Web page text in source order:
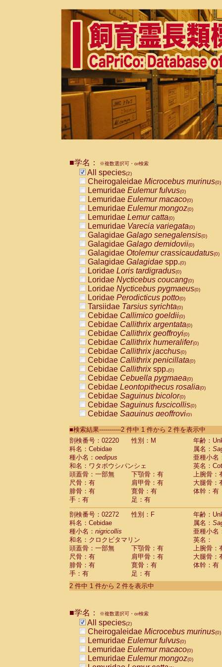
■学名： ※複数選択可・or検索
All species(2)
Cheirogaleidae Microcebus murinus(0)
Lemuridae Eulemur fulvus(0)
Lemuridae Eulemur macaco(0)
Lemuridae Eulemur mongoz(0)
Lemuridae Lemur catta(0)
Lemuridae Varecia variegata(0)
Galagidae Galago senegalensis(0)
Galagidae Galago demidovii(0)
Galagidae Otolemur crassicaudatus(0)
Galagidae Galagidae spp.(0)
Loridae Loris tardigradus(0)
Loridae Nycticebus coucang(0)
Loridae Nycticebus pygmaeus(0)
Loridae Perodicticus potto(0)
Tarsiidae Tarsius syrichta(0)
Cebidae Callimico goeldii(0)
Cebidae Callithrix argentata(0)
Cebidae Callithrix geoffroyi(0)
Cebidae Callithrix humeralifer(0)
Cebidae Callithrix jacchus(0)
Cebidae Callithrix penicillata(0)
Cebidae Callithrixspp.(0)
Cebidae Cebuella pygmaea(0)
Cebidae Leontopithecus rosalia(0)
Cebidae Saguinus bicolor(0)
Cebidae Saguinus fuscicollis(0)
Cebidae Saguinus geoffroyi(0)
CebidaeSaguinus labiatus(0)
Cebidae Saguinus leucopus (0)
Cebidae
Cebidae
CebidaeSaguinus nigricollis (1)
Cebidae Saguinus oedipus
Cebidae Saguinus weddelli
Cebidae Saguinusspp.
Cebidae Aotus trivirgatus
Cebidae Cebus albifrons
Cebidae
CebidaeCebus capucinus
CebidaeCebus nigrivittatus
Cebidae Cebusspp.(0)
Cebidae Saimiri boliviensis
Cebidae Saimiri sciureus
Atelidae Alouatta caraya
AtelidaeAlouatta fusca
AtelidaeAlouatta seniculus
AtelidaeAteles belzebuth
AtelidaeAteles geoffroyi
AtelidaeAteles paniscus(0)
AtelidaeAtelesspp. (0)
AtelidaeLagothrix lagothricha
AtelidaeLagothrix lagothricha cana
PitheciidaeCacajao calvus
■検索結果-----------2 件中 1 件から 2 件を表示中
剖検番号：02220
性別：M
年齢：
科名：Cebidae
属名：
種小名： oedipus
亜種小名
和名：ワタボウシパンシェ
英名：
頭蓋骨：一部無
下顎骨：有
上腕骨：
尺骨：有
肩甲骨：有
大腿骨：
腓骨：有
寛骨：有
体幹：有
手：有
足：有
剖検番号：02272
性別：F
年齢：
科名：Cebidae
属名：
種小名： nigricollis
亜種小名
和名：クロクビタマリン
英名：
頭蓋骨：一部無
下顎骨：有
上腕骨：
尺骨：有
肩甲骨：有
大腿骨：
腓骨：有
寛骨：有
体幹：有
手：有
足：有
2 件中 1 件から 2 件を表示中
■学名： ※複数選択可・or検索
All species(2)
Cheirogaleidae Microcebus murinus(0)
Lemuridae Eulemur fulvus(0)
Lemuridae Eulemur macaco(0)
Lemuridae Eulemur mongoz(0)